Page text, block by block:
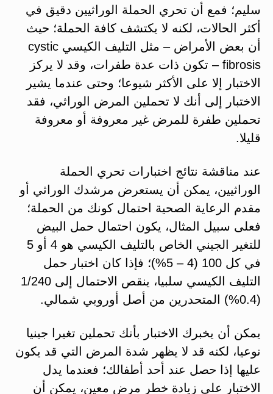
سليم؛ فمع أن تحري الحملة الوراثيين دقيق في
أكثر الحالات، لكنه لا يكتشف كافة الحملة؛ حيث
أن بعض الأمراض – مثل التليف الكيسي cystic
fibrosis – تكون ذات عدة طفرات، وقد لا يركز
الاختبار إلا على الأكثر شيوعا؛ وحتى عندما يشير
الاختبار إلى أنك لا تحملين المرض الوراثي، فقد
تحملين طفرة للمرض غير معروفة أو معروفة
قليلا.
عند مناقشة نتائج اختبارات تحري الحملة
الوراثيين، يمكن أن يستعرض مرشدك الوراثي أو
مقدم الرعاية الصحية احتمال كونك من الحملة؛
فعلى سبيل المثال، يكون احتمال حمل البيض
للتغير الجيني الخاص بالتليف الكيسي هو 4 أو 5
في كل 100 (4 – 5%)؛ فإذا كان اختبار حمل
التليف الكيسي سلبيا، ينقص الاحتمال إلى 1/240
(0.4%) المتحدرين من أصل أوروبي شمالي.
يمكن أن يخبرك الاختبار بأنك تحملين تغيرا جينيا
نوعيا، لكنه قد لا يظهر شدة المرض التي قد يكون
عليها إذا حصل عند أحد أطفالك؛ فعندما يدل
الاختبار على زيادة خطر مرض معين، يمكن أن